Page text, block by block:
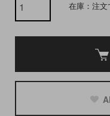
在庫：注文